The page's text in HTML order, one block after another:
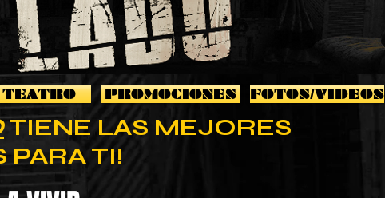
TEATRO PROMOCIONES FOTOS/VIDEOS
TIENE LAS MEJORES
TI!